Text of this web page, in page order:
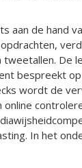
aan de hand
De
bespreekt
wordt de
In het